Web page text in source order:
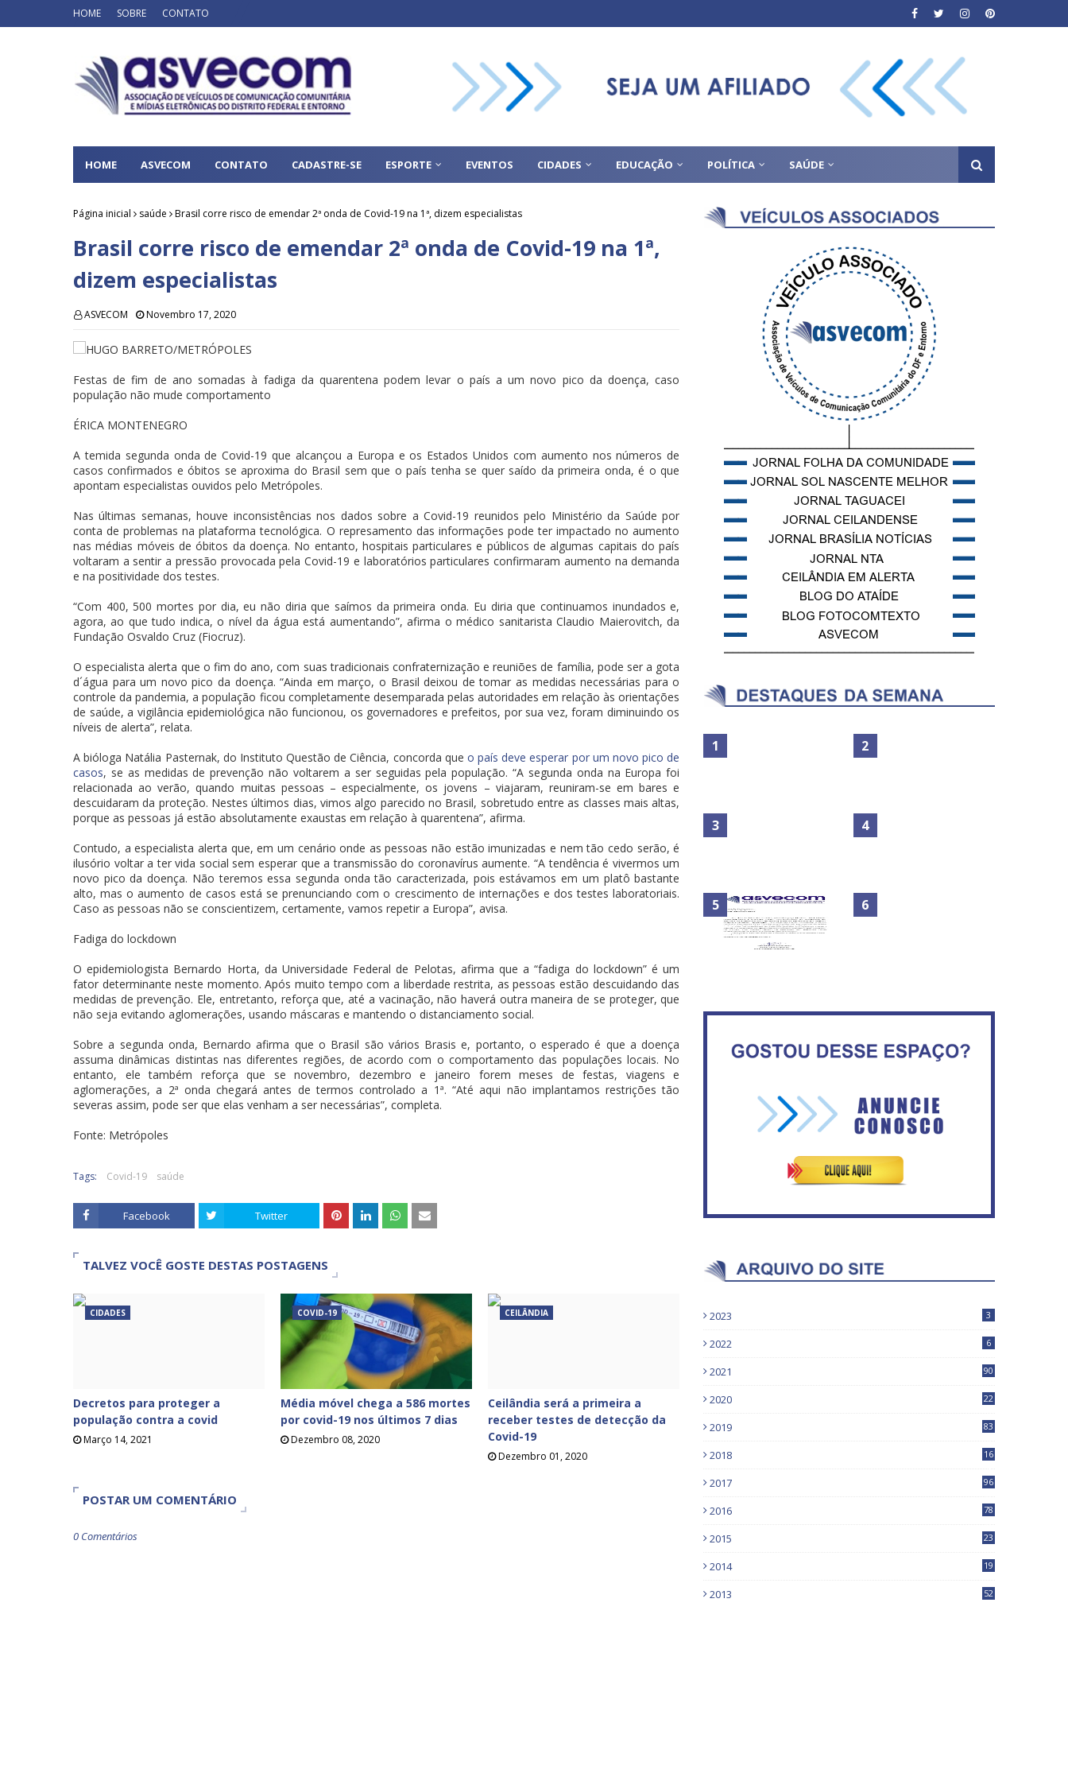
HOME SOBRE CONTATO
HOME ASVECOM CONTATO CADASTRE-SE ESPORTE EVENTOS CIDADES EDUCAÇÃO POLÍTICA SAÚDE
Página inicial saúde Brasil corre risco de emendar 2ª onda de Covid-19 na 1ª, dizem especialistas
Brasil corre risco de emendar 2ª onda de Covid-19 na 1ª,
dizem especialistas
ASVECOM Novembro 17, 2020
HUGO BARRETO/METRÓPOLES
Festas de fim de ano somadas à fadiga da quarentena podem levar o país a um novo pico da doença, caso
população não mude comportamento
ÉRICA MONTENEGRO
A temida segunda onda de Covid-19 que alcançou a Europa e os Estados Unidos com aumento nos números de
casos confirmados e óbitos se aproxima do Brasil sem que o país tenha se quer saído da primeira onda, é o que
apontam especialistas ouvidos pelo Metrópoles.
Nas últimas semanas, houve inconsistências nos dados sobre a Covid-19 reunidos pelo Ministério da Saúde por
conta de problemas na plataforma tecnológica. O represamento das informações pode ter impactado no aumento
nas médias móveis de óbitos da doença. No entanto, hospitais particulares e públicos de algumas capitais do país
voltaram a sentir a pressão provocada pela Covid-19 e laboratórios particulares confirmaram aumento na demanda
e na positividade dos testes.
“Com 400, 500 mortes por dia, eu não diria que saímos da primeira onda. Eu diria que continuamos inundados e,
agora, ao que tudo indica, o nível da água está aumentando”, afirma o médico sanitarista Claudio Maierovitch, da
Fundação Osvaldo Cruz (Fiocruz).
O especialista alerta que o fim do ano, com suas tradicionais confraternização e reuniões de família, pode ser a gota
d´água para um novo pico da doença. “Ainda em março, o Brasil deixou de tomar as medidas necessárias para o
controle da pandemia, a população ficou completamente desemparada pelas autoridades em relação às orientações
de saúde, a vigilância epidemiológica não funcionou, os governadores e prefeitos, por sua vez, foram diminuindo os
níveis de alerta”, relata.
A bióloga Natália Pasternak, do Instituto Questão de Ciência, concorda que o país deve esperar por um novo pico de
casos, se as medidas de prevenção não voltarem a ser seguidas pela população. “A segunda onda na Europa foi
relacionada ao verão, quando muitas pessoas – especialmente, os jovens – viajaram, reuniram-se em bares e
descuidaram da proteção. Nestes últimos dias, vimos algo parecido no Brasil, sobretudo entre as classes mais altas,
porque as pessoas já estão absolutamente exaustas em relação à quarentena”, afirma.
Contudo, a especialista alerta que, em um cenário onde as pessoas não estão imunizadas e nem tão cedo serão, é
ilusório voltar a ter vida social sem esperar que a transmissão do coronavírus aumente. “A tendência é vivermos um
novo pico da doença. Não teremos essa segunda onda tão caracterizada, pois estávamos em um platô bastante
alto, mas o aumento de casos está se prenunciando com o crescimento de internações e dos testes laboratoriais.
Caso as pessoas não se conscientizem, certamente, vamos repetir a Europa”, avisa.
Fadiga do lockdown
O epidemiologista Bernardo Horta, da Universidade Federal de Pelotas, afirma que a “fadiga do lockdown” é um
fator determinante neste momento. Após muito tempo com a liberdade restrita, as pessoas estão descuidando das
medidas de prevenção. Ele, entretanto, reforça que, até a vacinação, não haverá outra maneira de se proteger, que
não seja evitando aglomerações, usando máscaras e mantendo o distanciamento social.
Sobre a segunda onda, Bernardo afirma que o Brasil são vários Brasis e, portanto, o esperado é que a doença
assuma dinâmicas distintas nas diferentes regiões, de acordo com o comportamento das populações locais. No
entanto, ele também reforça que se novembro, dezembro e janeiro forem meses de festas, viagens e
aglomerações, a 2ª onda chegará antes de termos controlado a 1ª. “Até aqui não implantamos restrições tão
severas assim, pode ser que elas venham a ser necessárias”, completa.
Fonte: Metrópoles
Tags: Covid-19 saúde
Facebook Twitter
TALVEZ VOCÊ GOSTE DESTAS POSTAGENS
CIDADES
Decretos para proteger a
população contra a covid
Março 14, 2021
COVID-19
Média móvel chega a 586 mortes
por covid-19 nos últimos 7 dias
Dezembro 08, 2020
CEILÂNDIA
Ceilândia será a primeira a
receber testes de detecção da
Covid-19
Dezembro 01, 2020
POSTAR UM COMENTÁRIO
0 Comentários
Maior São João do Cerrado
movimenta fim de semana
Circulação de ar no túnel
ASVECOM: Renúncia Ana
Secretaria da Fazenda abre
120 vagas no Distrito Federal
2023 3
2022 6
2021 90
2020
22
2019
83
2018
16
2017
96
2016
78
2015 23
2014 19
2013 52